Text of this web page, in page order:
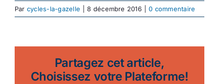
Par cycles-la-gazelle 8 décembre 2016 0 commentaire
Partagez cet article,
Choisissez votre Plateforme!